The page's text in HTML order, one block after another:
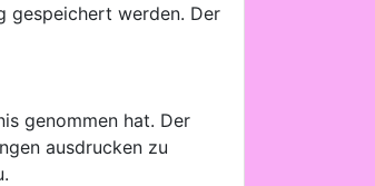
gespeichert werden. Der
genommen hat. Der
ausdrucken zu